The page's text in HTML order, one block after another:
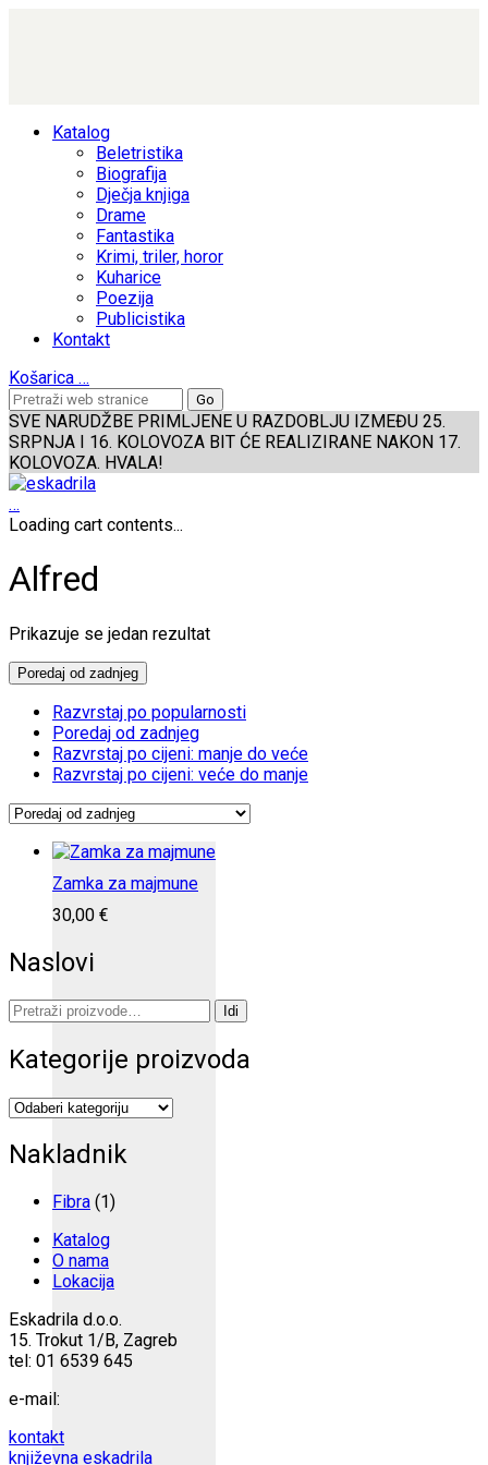
Katalog
Beletristika
Biografija
Dječja knjiga
Drame
Fantastika
Krimi, triler, horor
Kuharice
Poezija
Publicistika
Kontakt
Košarica …
SVE NARUDŽBE PRIMLJENE U RAZDOBLJU IZMEĐU 25.
SRPNJA I 16. KOLOVOZA BIT ĆE REALIZIRANE NAKON 17.
KOLOVOZA. HVALA!
…
Loading cart contents...
Alfred
Prikazuje se jedan rezultat
Poredaj od zadnjeg
Razvrstaj po popularnosti
Poredaj od zadnjeg
Razvrstaj po cijeni: manje do veće
Razvrstaj po cijeni: veće do manje
Zamka za majmune
30,00 €
Naslovi
Pretraži: Idi
Kategorije proizvoda
Nakladnik
Fibra (1)
Katalog
O nama
Lokacija
Eskadrila d.o.o.
15. Trokut 1/B, Zagreb
tel: 01 6539 645
e-mail:
kontakt
književna eskadrila